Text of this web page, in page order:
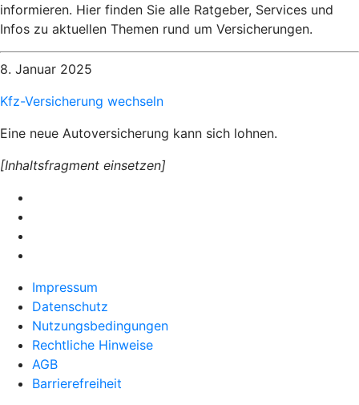
informieren. Hier finden Sie alle Ratgeber, Services und
Infos zu aktuellen Themen rund um Versicherungen.
8. Januar 2025
Kfz-Versicherung wechseln
Eine neue Autoversicherung kann sich lohnen.
[Inhaltsfragment einsetzen]
Impressum
Datenschutz
Nutzungsbedingungen
Rechtliche Hinweise
AGB
Barrierefreiheit